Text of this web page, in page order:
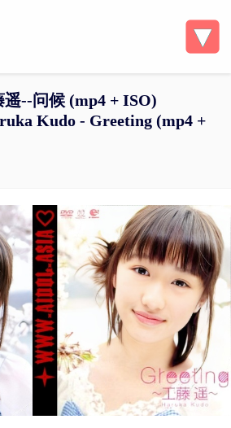
遥--问候 (mp4 + ISO)
Kudo - Greeting (mp4 +